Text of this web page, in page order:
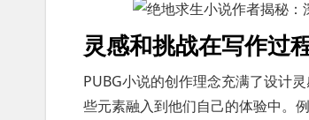
灵感和挑战在写作过
PUBG小说的创作理念充满了设计
些元素融入到他们自己的体验中。